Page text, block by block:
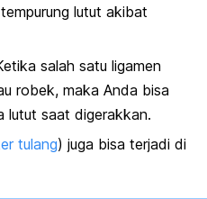
lutut akibat
salah satu ligamen
robek, maka Anda bisa
lutut saat digerakkan.
tulang) juga bisa terjadi di